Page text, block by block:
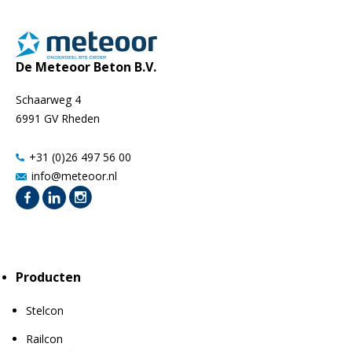
De Meteoor Beton B.V.
Schaarweg 4
6991 GV Rheden
+31 (0)26 497 56 00
info@meteoor.nl
Producten
Stelcon
Railcon